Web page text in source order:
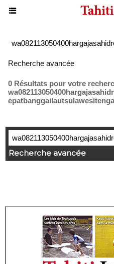
Recherche avancée
0 Résultats pour votre
Recherche avancée